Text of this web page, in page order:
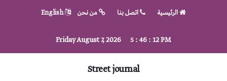
الرئيسية اتصل بنا من نحن English
Friday August 7, 20265 :46 :13PM
Street journal